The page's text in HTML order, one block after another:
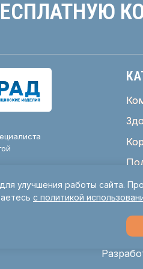
Корсеты
©
cookie
cookie
Корсеты
улучшения работы сайта.
с политикой